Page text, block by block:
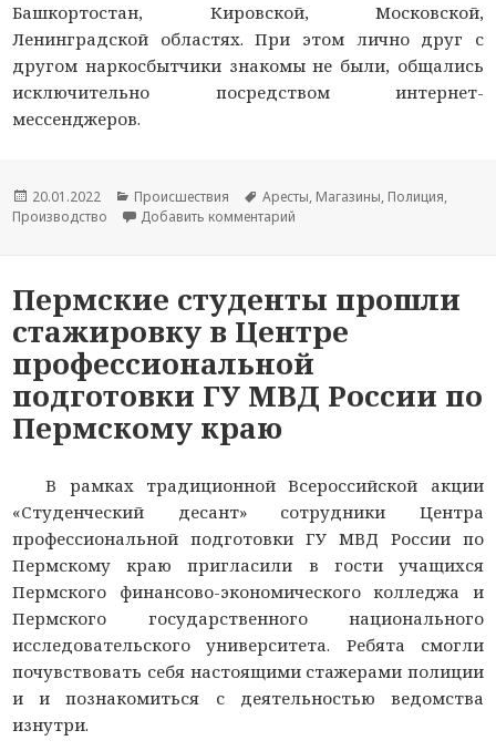
Башкортостан, Кировской, Московской,
Ленинградской областях. При этом лично друг с
другом наркосбытчики знакомы не были, общались
исключительно посредством интернет-
мессенджеров.
Опубликовано
20.01.2022 Рубрики
Происшествия Метки
Аресты, Магазины, Полиция,
Производство
Добавить комментарий
Пермские студенты прошли
стажировку в Центре
профессиональной
подготовки ГУ МВД России по
Пермскому краю
В рамках традиционной Всероссийской акции
«Студенческий десант» сотрудники Центра
профессиональной подготовки ГУ МВД России по
Пермскому краю пригласили в гости учащихся
Пермского финансово-экономического колледжа и
Пермского государственного национального
исследовательского университета. Ребята смогли
почувствовать себя настоящими стажерами полиции
и и познакомиться с деятельностью ведомства
изнутри.